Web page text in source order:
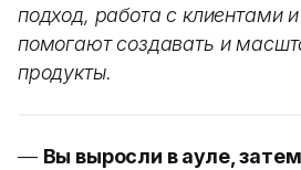
подход, работа с клиентами
помогают создавать и
продукты.
— Вы выросли в ауле,